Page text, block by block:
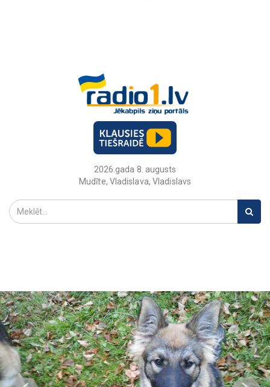
2026.gada 8. augusts
Mudīte, Vladislava, Vladislavs